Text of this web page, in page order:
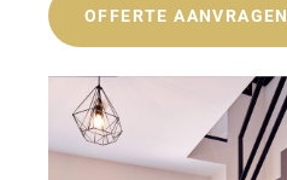
OFFERTE AANVRAGEN